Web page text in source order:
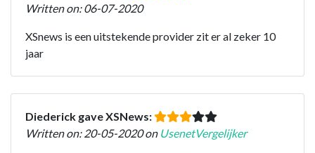
Written on: 06-07-2020
XSnews is een uitstekende provider zit er al zeker 10
jaar
Diederick gave XSNews:
Written on: 20-05-2020 on UsenetVergelijker